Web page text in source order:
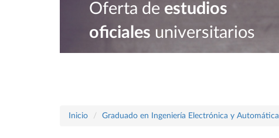
Oferta de estudios
oficiales universitarios
Inicio Graduado en Ingeniería Electrónica y Automática